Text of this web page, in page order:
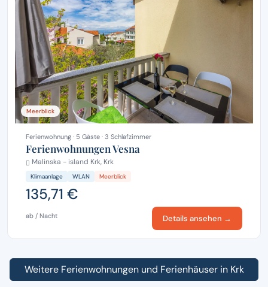
Meerblick
Ferienwohnung · 5 Gäste · 3 Schlafzimmer
Ferienwohnungen Vesna
Malinska - island Krk, Krk
Klimaanlage WLAN Meerblick
135,71 €
ab / Nacht Details ansehen →
Weitere Ferienwohnungen und Ferienhäuser in Krk